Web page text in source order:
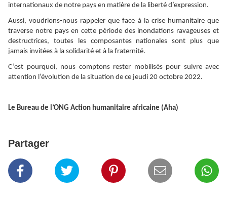
internationaux de notre pays en matière de la liberté d’expression.
Aussi, voudrions-nous rappeler que face à la crise humanitaire que
traverse notre pays en cette période des inondations ravageuses et
destructrices, toutes les composantes nationales sont plus que
jamais invitées à la solidarité et à la fraternité.
C’est pourquoi, nous comptons rester mobilisés pour suivre avec
attention l’évolution de la situation de ce jeudi 20 octobre 2022.
Le Bureau de l’ONG Action humanitaire africaine (Aha)
Partager